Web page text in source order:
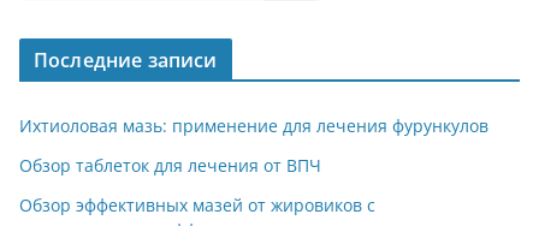
Последние записи
Ихтиоловая мазь: применение для лечения фурункулов
Обзор таблеток для лечения от ВПЧ
Обзор эффективных мазей от жировиков с